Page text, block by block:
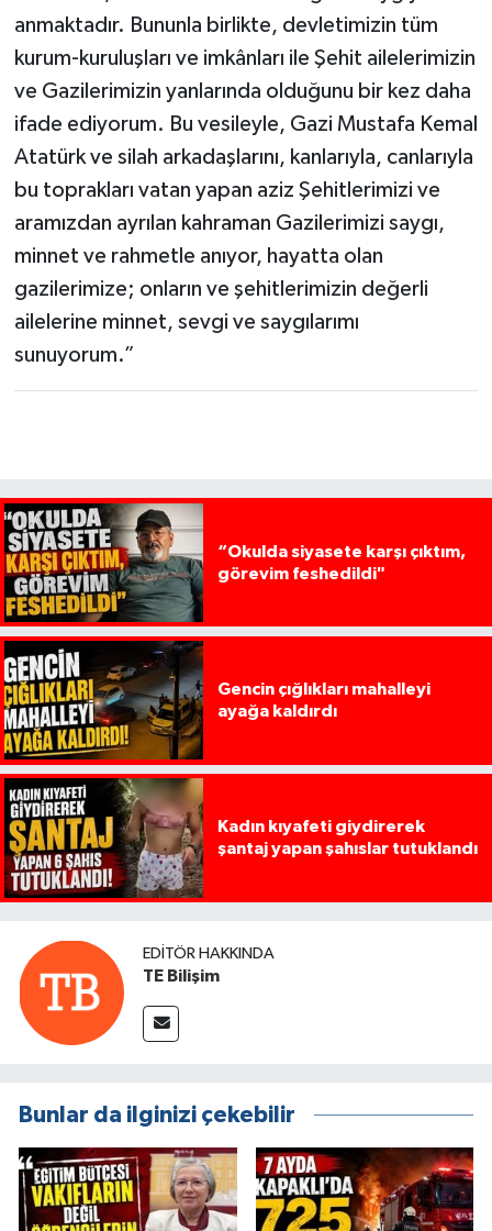
anmaktadır. Bununla birlikte, devletimizin tüm
kurum-kuruluşları ve imkânları ile Şehit ailelerimizin
ve Gazilerimizin yanlarında olduğunu bir kez daha
ifade ediyorum. Bu vesileyle, Gazi Mustafa Kemal
Atatürk ve silah arkadaşlarını, kanlarıyla, canlarıyla
bu toprakları vatan yapan aziz Şehitlerimizi ve
aramızdan ayrılan kahraman Gazilerimizi saygı,
minnet ve rahmetle anıyor, hayatta olan
gazilerimize; onların ve şehitlerimizin değerli
ailelerine minnet, sevgi ve saygılarımı
sunuyorum.”
“Okulda siyasete karşı çıktım,
görevim feshedildi"
Gencin çığlıkları mahalleyi
ayağa kaldırdı
Kadın kıyafeti giydirerek
şantaj yapan şahıslar tutuklandı
EDITÖR HAKKINDA
TE Bilişim
Bunlar da ilginizi çekebilir